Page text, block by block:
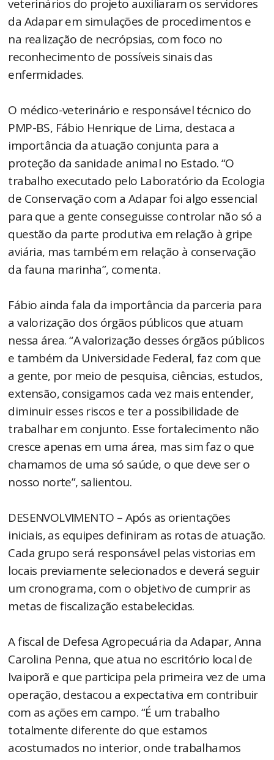
veterinários do projeto auxiliaram os servidores
da Adapar em simulações de procedimentos e
na realização de necrópsias, com foco no
reconhecimento de possíveis sinais das
enfermidades.
O médico-veterinário e responsável técnico do
PMP-BS, Fábio Henrique de Lima, destaca a
importância da atuação conjunta para a
proteção da sanidade animal no Estado. “O
trabalho executado pelo Laboratório da Ecologia
de Conservação com a Adapar foi algo essencial
para que a gente conseguisse controlar não só a
questão da parte produtiva em relação à gripe
aviária, mas também em relação à conservação
da fauna marinha”, comenta.
Fábio ainda fala da importância da parceria para
a valorização dos órgãos públicos que atuam
nessa área. “A valorização desses órgãos públicos
e também da Universidade Federal, faz com que
a gente, por meio de pesquisa, ciências, estudos,
extensão, consigamos cada vez mais entender,
diminuir esses riscos e ter a possibilidade de
trabalhar em conjunto. Esse fortalecimento não
cresce apenas em uma área, mas sim faz o que
chamamos de uma só saúde, o que deve ser o
nosso norte”, salientou.
DESENVOLVIMENTO – Após as orientações
iniciais, as equipes definiram as rotas de atuação.
Cada grupo será responsável pelas vistorias em
locais previamente selecionados e deverá seguir
um cronograma, com o objetivo de cumprir as
metas de fiscalização estabelecidas.
A fiscal de Defesa Agropecuária da Adapar, Anna
Carolina Penna, que atua no escritório local de
Ivaiporã e que participa pela primeira vez de uma
operação, destacou a expectativa em contribuir
com as ações em campo. “É um trabalho
totalmente diferente do que estamos
acostumados no interior, onde trabalhamos